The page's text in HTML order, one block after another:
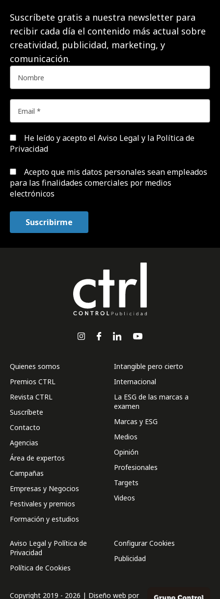
Suscríbete gratis a nuestra newsletter para
recibir cada día el contenido más actual sobre
creatividad, publicidad, marketing, y
comunicación.
He leído y acepto el Aviso Legal y la Política de
Privacidad
Acepto que mis datos personales sean empleados
para las finalidades comerciales por medios
electrónicos
Quienes somos
Premios CTRL
Revista CTRL
Suscríbete
Contacto
Agencias
Área de expertos
Campañas
Empresas y Negocios
Festivales y premios
Formación y estudios
Intangible pero cierto
Internacional
La ESG de las marcas a
examen
Marcas y ESG
Medios
Opinión
Profesionales
Targets
Videos
Aviso Legal y Política de
Privacidad
Política de Cookies
Configurar Cookies
Publicidad
Copyright 2019 - 2026 | Diseño web por